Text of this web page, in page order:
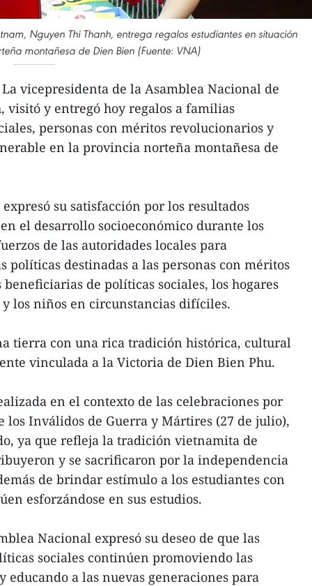
Nguyen Thi Thanh, entrega regalos estudiantes en situación
montañesa de Dien Bien (Fuente: VNA)
vicepresidenta de la Asamblea Nacional de
visitó y entregó hoy regalos a familias
personas con méritos revolucionarios y
en la provincia norteña montañesa de
su satisfacción por los resultados
el desarrollo socioeconómico durante los
de las autoridades locales para
destinadas a las personas con méritos
de políticas sociales, los hogares
los niños en circunstancias difíciles.
tierra con una rica tradición histórica, cultural
vinculada a la Victoria de Dien Bien Phu.
en el contexto de las celebraciones por
los Inválidos de Guerra y Mártires (27 de julio),
ya que refleja la tradición vietnamita de
y se sacrificaron por la independencia
de brindar estímulo a los estudiantes con
esforzándose en sus estudios.
Nacional expresó su deseo de que las
sociales continúen promoviendo las
a las nuevas generaciones para